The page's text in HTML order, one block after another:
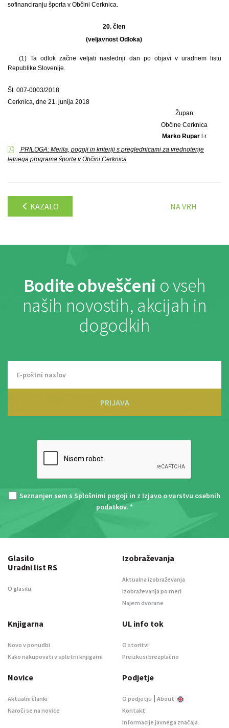
sofinanciranju športa v Občini Cerknica.
20. člen
(veljavnost Odloka)
(1) Ta odlok začne veljati naslednji dan po objavi v uradnem listu
Republike Slovenije.
Št. 007-0003/2018
Cerknica, dne 21. junija 2018
Župan
Občine Cerknica
Marko Rupar l.r.
PRILOGA: Merila, pogoji in kriteriji s preglednicami za vrednotenje
letnega programa športa v Občini Cerknica
KAZALO NA VRH
Bodite obveščeni o vseh
naših novostih, akcijah in
dogodkih
PRIJAVA
Seznanjen sem s Splošnimi pogoji in z Izjavo o varstvu osebnih
podatkov. *
Glasilo
Uradni list RS
O glasilu
Izobraževanja
Aktualna izobraževanja
Izobraževanja po meri
Najem dvorane
Knjigarna
Novo v ponudbi
Kako nakupovati v spletni knjigarni
UL info tok
O storitvi
Preizkusi brezplačno
Novice
Aktualni članki
Naroči se na novice
Podjetje
O podjetju | About
Kontakt
Informacije javnega značaja